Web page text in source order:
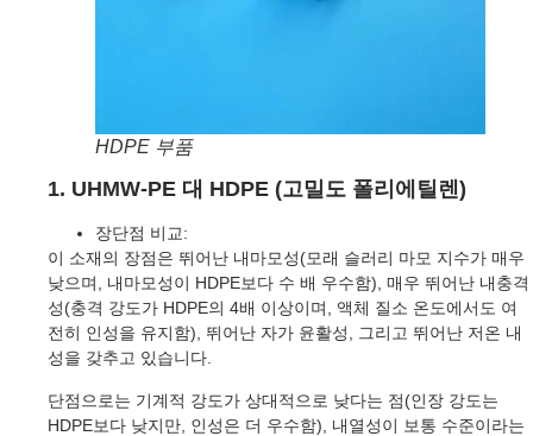
HDPE 부품
1. UHMW-PE 대 HDPE (고밀도 폴리에틸렌)
장단점 비교:
이 소재의 장점은 뛰어난 내마모성(모래 슬러리 마모 지수가 매우
낮으며, 내마모성이 HDPE보다 수 배 우수함), 매우 뛰어난 내충격
성(충격 강도가 HDPE의 4배 이상이며, 액체 질소 온도에서도 여
전히 인성을 유지함), 뛰어난 자가 윤활성, 그리고 뛰어난 저온 내
성을 갖추고 있습니다.
단점으로는 기계적 강도가 상대적으로 낮다는 점(인장 강도는
HDPE보다 낮지만, 인성은 더 우수함), 내열성이 보통 수준이라는